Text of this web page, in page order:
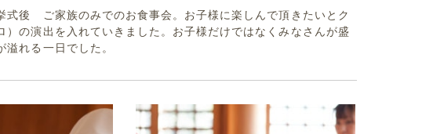
式後 ご家族のみでのお食事会。お子様に楽しんで頂きたいとク
）の演出を入れていきました。お子様だけではなくみなさんが盛
溢れる一日でした。